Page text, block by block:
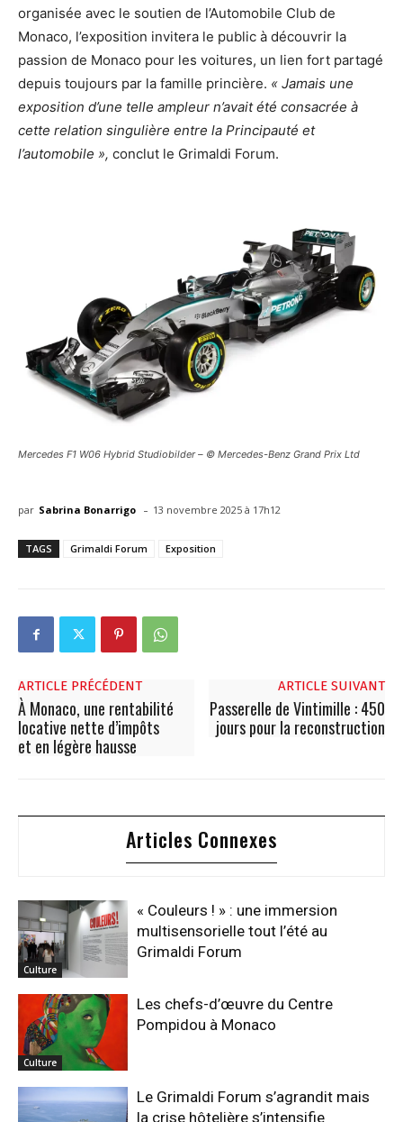
organisée avec le soutien de l’Automobile Club de
Monaco, l’exposition invitera le public à découvrir la
passion de Monaco pour les voitures, un lien fort partagé
depuis toujours par la famille princière. « Jamais une
exposition d’une telle ampleur n’avait été consacrée à
cette relation singulière entre la Principauté et
l’automobile », conclut le Grimaldi Forum.
Mercedes F1 W06 Hybrid Studiobilder – © Mercedes-Benz Grand Prix Ltd
par Sabrina Bonarrigo - 13 novembre 2025 à 17h12
TAGS Grimaldi Forum Exposition
ARTICLE PRÉCÉDENT
À Monaco, une rentabilité
locative nette d’impôts
et en légère hausse
ARTICLE SUIVANT
Passerelle de Vintimille : 450
jours pour la reconstruction
Articles Connexes
Culture
« Couleurs ! » : une immersion
multisensorielle tout l’été au
Grimaldi Forum
Culture
Les chefs-d’œuvre du Centre
Pompidou à Monaco
Le Grimaldi Forum s’agrandit mais
la crise hôtelière s’intensifie